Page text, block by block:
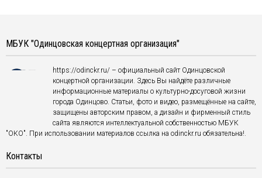
МБУК "Одинцовская концертная организация"
https://odinckr.ru/ – официальный сайт Одинцовской
концертной организации. Здесь Вы найдёте различные
информационные материалы о культурно-досуговой жизни
города Одинцово. Статьи, фото и видео, размещённые на сайте,
защищены авторским правом, а дизайн и фирменный стиль
сайта являются интеллектуальной собственностью МБУК
"ОКО". При использовании материалов ссылка на odinckr.ru обязательна!.
Контакты